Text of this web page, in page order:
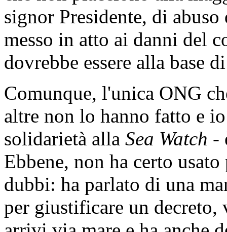
signor Presidente, di
messo in atto ai danni del
dovrebbe essere alla base
Comunque, l'unica ONG
altre non lo hanno fatto e
solidarietà alla Sea Watch -
Ebbene, non ha certo
dubbi: ha parlato di una
per giustificare un